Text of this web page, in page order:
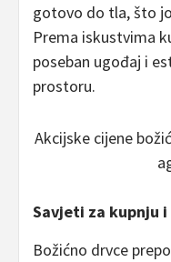
gotovo do tla, što
Prema iskustvima
poseban ugođaj i
prostoru.
Akcijske cijene
Savjeti za kupnju
Božićno drvce